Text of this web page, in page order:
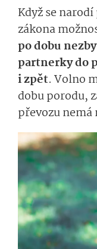
Když se
zákona
po dobu
partnerky do
i zpět. Volno
dobu porodu,
převozu